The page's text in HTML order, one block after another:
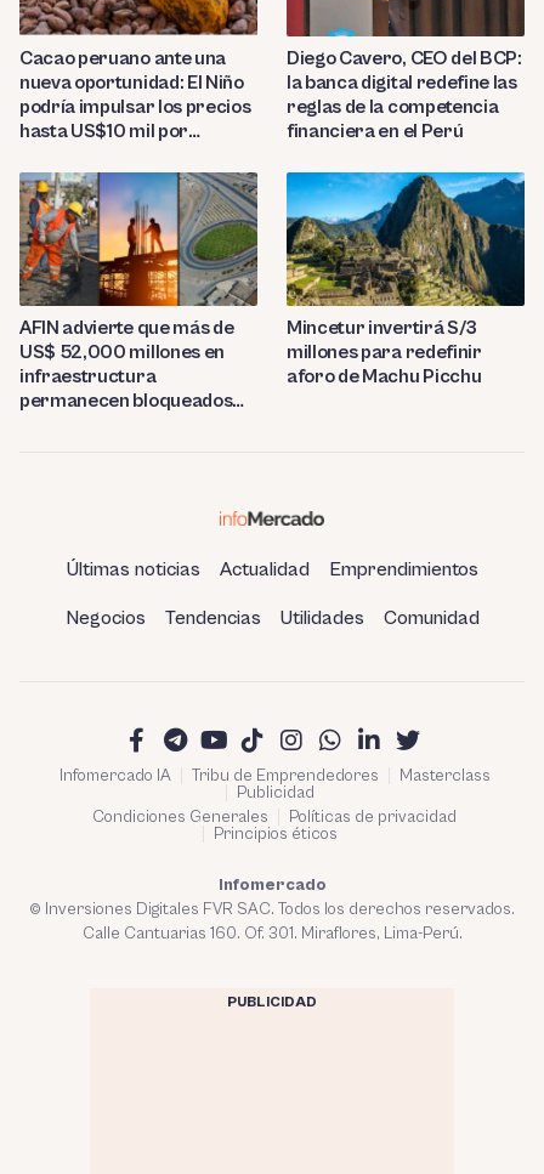
Cacao peruano ante una
nueva oportunidad: El Niño
podría impulsar los precios
hasta US$10 mil por
Diego Cavero, CEO del BCP:
la banca digital redefine las
reglas de la competencia
financiera en el Perú
AFIN advierte que más de
US$ 52,000 millones en
infraestructura
permanecen bloqueados
Mincetur invertirá S/3
millones para redefinir
aforo de Machu Picchu
Últimas noticias Actualidad Emprendimientos
Negocios Tendencias Utilidades Comunidad
Infomercado IA Tribu de Emprendedores
Masterclass
Publicidad
Condiciones Generales
Políticas de privacidad
Principios éticos
Infomercado
© Inversiones Digitales FVR SAC. Todos los derechos reservados.
Calle Cantuarias 160. Of. 301. Miraflores, Lima-Perú.
PUBLICIDAD